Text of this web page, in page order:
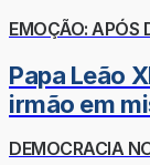
EMOÇÃO: APÓS
Papa Leão
irmão em
DEMOCRACIA